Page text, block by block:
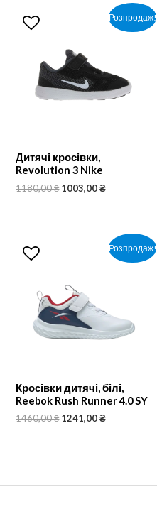
Розпродаж!
Дитячі кросівки,
Revolution 3 Nike
1180,00₴ 1003,00₴
Розпродаж!
Кросівки дитячі, білі,
Reebok Rush Runner 4.0 SY
1460,00₴ 1241,00₴